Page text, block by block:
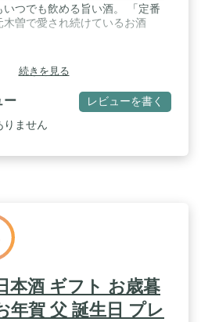
つでも飲める旨い酒。 「定番
木曽で愛され続けているお酒
続きを見る
ー レビューを書く
りません
本酒 ギフト お歳暮
年賀 父 誕生日 プレ